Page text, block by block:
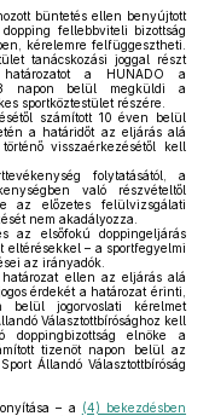
büntetés ellen benyújtott
fellebbviteli bizottság
kérelemre felfüggesztheti.
tanácskozási joggal részt
a HUNADO a
napon belül megküldi a
sportköztestület részére.
számított 10 éven belül
a határidőt az eljárás alá
visszaérkezésétől kell
folytatásától, a
való részvételtől
az előzetes felülvizsgálati
nem akadályozza.
az elsőfokú doppingeljárás
eltérésekkel – a sportfegyelmi
az irányadók.
ellen az eljárás alá
érdekét a határozat érinti,
belül jogorvoslati kérelmet
Választottbírósághoz kell
doppingbizottság elnöke a
tizenöt napon belül az
Állandó Választottbíróság
– a (4) bekezdésben